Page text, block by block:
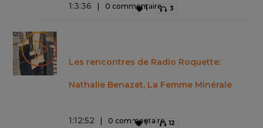
1:3:36 0 commentaire
1 3
Les rencontres de Radio Roquette:
Nathalie Benazet, La Femme Minérale
1:12:52 0 commentaire
1 12